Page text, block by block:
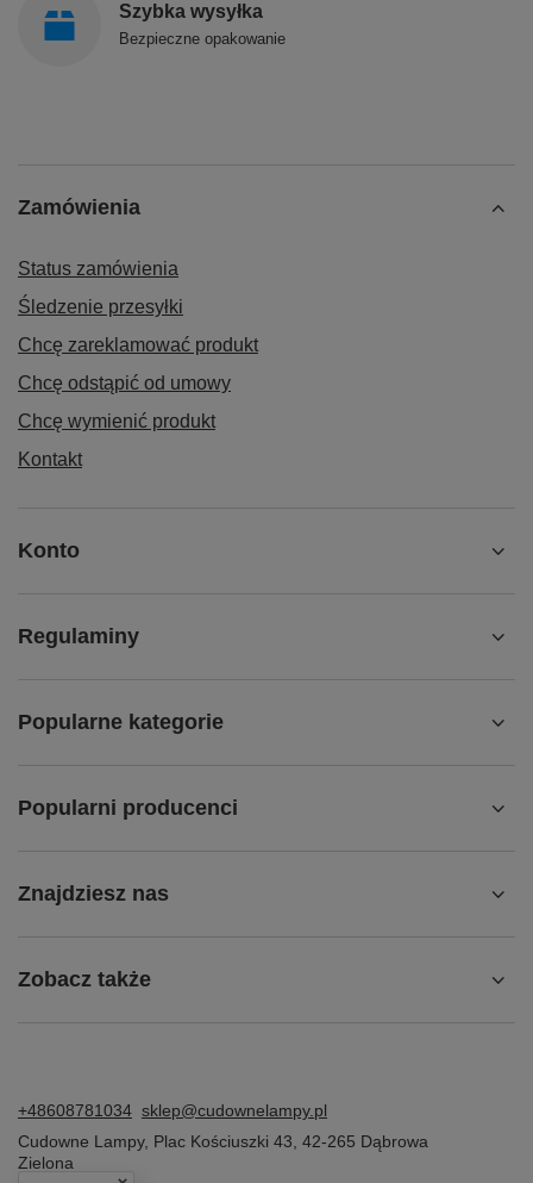
Szybka wysyłka
Bezpieczne opakowanie
Zamówienia
Status zamówienia
Śledzenie przesyłki
Chcę zareklamować produkt
Chcę odstąpić od umowy
Chcę wymienić produkt
Kontakt
Konto
Regulaminy
Popularne kategorie
Popularni producenci
Znajdziesz nas
Zobacz także
+48608781034 sklep@cudownelampy.pl
Cudowne Lampy, Plac Kościuszki 43 42-265 Dąbrowa
Zielona